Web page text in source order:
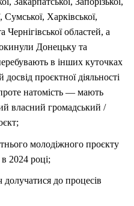
Сумської, Харківської,
Чернігівської областей, а
Донецьку та
в інших куточках
проєктної діяльності
натомість — мають
власний громадський /
молодіжного проєкту
2024 році;
долучатися до процесів